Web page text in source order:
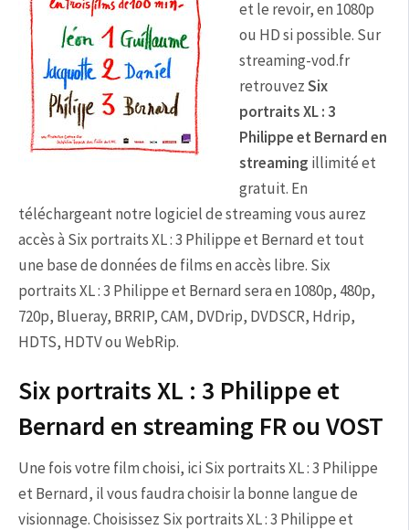
et le revoir, en 1080p
ou HD si possible. Sur
streaming-vod.fr
retrouvezSix
portraits XL : 3
Philippe et Bernard en
streaming illimité et
gratuit. En
téléchargeant notre logiciel de streaming vous aurez
accès à Six portraits XL : 3 Philippe et Bernard et tout
une base de données de films en accès libre. Six
portraits XL : 3 Philippe et Bernard sera en 1080p, 480p,
720p, Blueray, BRRIP, CAM, DVDrip, DVDSCR, Hdrip,
HDTS, HDTV ou WebRip.
Six portraits XL : 3 Philippe et
Bernard en streaming FR ou VOST
Une fois votre film choisi, ici Six portraits XL : 3 Philippe
et Bernard, il vous faudra choisir la bonne langue de
visionnage. Choisissez Six portraits XL : 3 Philippe et